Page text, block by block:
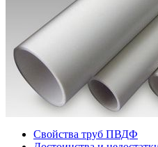
Свойства труб ПВДФ